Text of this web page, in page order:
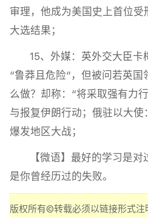
审理，他成为美国史上首位
大选结果；
15、外媒：英外交大臣
“鲁莽且危险“，但被问若英国
么做？却称：“将采取强有力
与报复伊朗行动；俄驻以大
爆发地区大战；
【微语】最好的学习是
是你曾经历过的失败。
版权所有©转载必须以链接形式注